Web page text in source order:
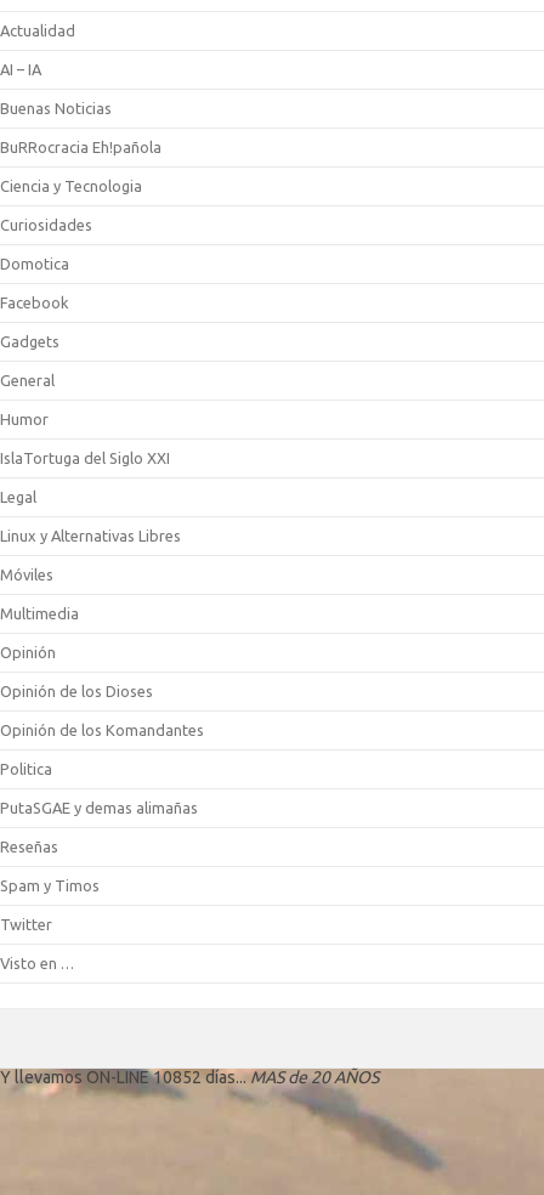
Actualidad
AI – IA
Buenas Noticias
BuRRocracia Eh!pañola
Ciencia y Tecnologia
Curiosidades
Domotica
Facebook
Gadgets
General
Humor
IslaTortuga del Siglo XXI
Legal
Linux y Alternativas Libres
Móviles
Multimedia
Opinión
Opinión de los Dioses
Opinión de los Komandantes
Politica
PutaSGAE y demas alimañas
Reseñas
Spam y Timos
Twitter
Visto en …
Y llevamos ON-LINE 10852 días...MAS de 20 AÑOS